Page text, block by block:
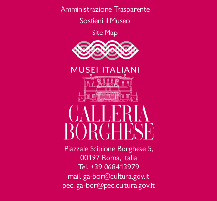
Amministrazione Trasparente
Sostieni il Museo
Site Map
Piazzale Scipione Borghese 5,
00197 Roma, Italia
Tel. +39 068413979
mail. ga-bor@cultura.gov.it
pec. ga-bor@pec.cultura.gov.it